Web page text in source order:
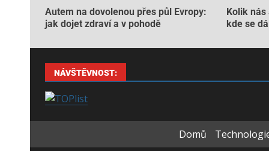
Autem na dovolenou přes půl Evropy:
jak dojet zdraví a v pohodě
Kolik nás
kde se
NÁVŠTĚVNOST:
Domů